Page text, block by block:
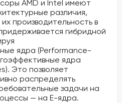
AMD и Intel имеют
различия,
производительность в
гибридной
ядра (Performance-
ядра
Это позволяет
распределять
задачи на
— на E-ядра.